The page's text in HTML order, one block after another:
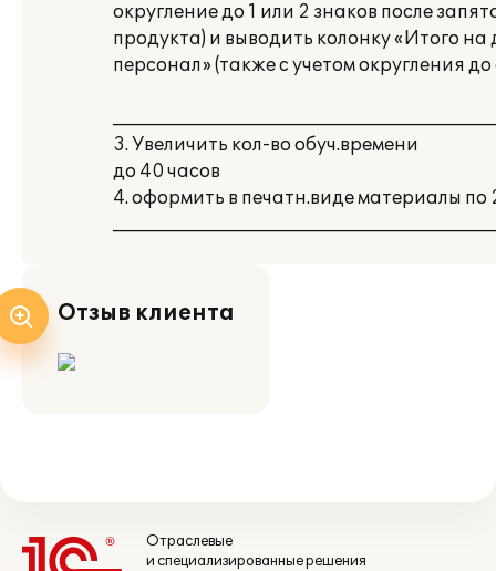
округление до 1 или 2 знаков после
продукта) и выводить колонку «Итого
персонал» (также с учетом округления
3. Увеличить кол-во обуч.времени
до 40 часов
4. оформить в печатн.виде материалы по
Отзыв клиента
Отраслевые
и специализированные решения